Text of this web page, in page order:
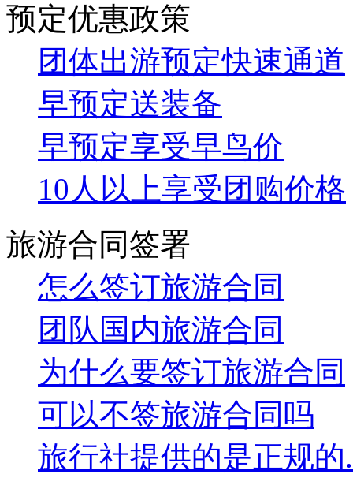
预定优惠政策
团体出游预定快速通道
早预定送装备
早预定享受早鸟价
10人以上享受团购价格
旅游合同签署
怎么签订旅游合同
团队国内旅游合同
为什么要签订旅游合同
可以不签旅游合同吗
旅行社提供的是正规的